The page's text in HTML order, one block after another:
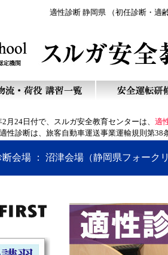
適性診断 静岡県 （初任診断・適
2 月 24 日付で、スルガ安全教育センターは、 適
性診断は、旅客自動車運送事業運輸規則第38
断会場 ： 沼津会場（静岡県フォーク